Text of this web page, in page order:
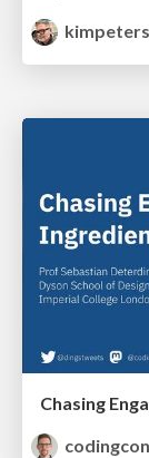
Chasing